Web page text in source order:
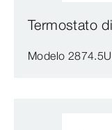
Termostato
Modelo